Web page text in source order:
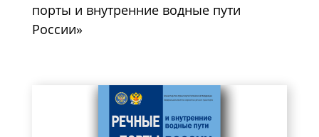
порты и внутренние водные пути
России»